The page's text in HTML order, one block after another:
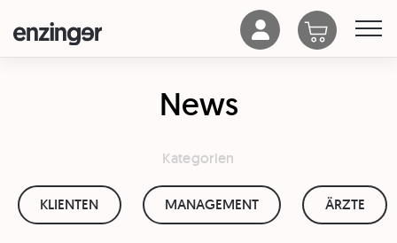
News
Kategorien
KLIENTEN MANAGEMENT ÄRZTE